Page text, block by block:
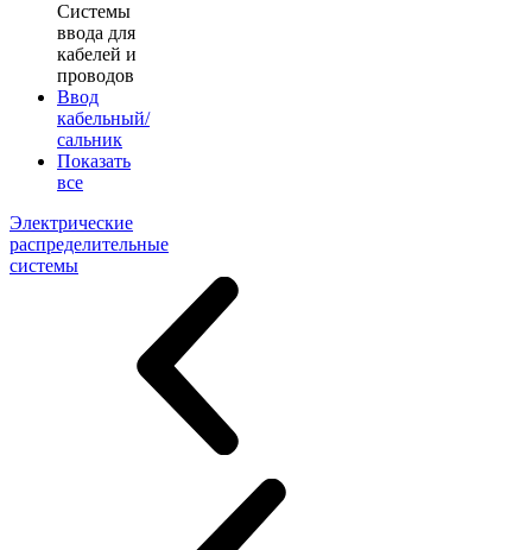
Системы
ввода для
кабелей и
проводов
Ввод
кабельный/
сальник
Показать
все
Электрические
распределительные
системы